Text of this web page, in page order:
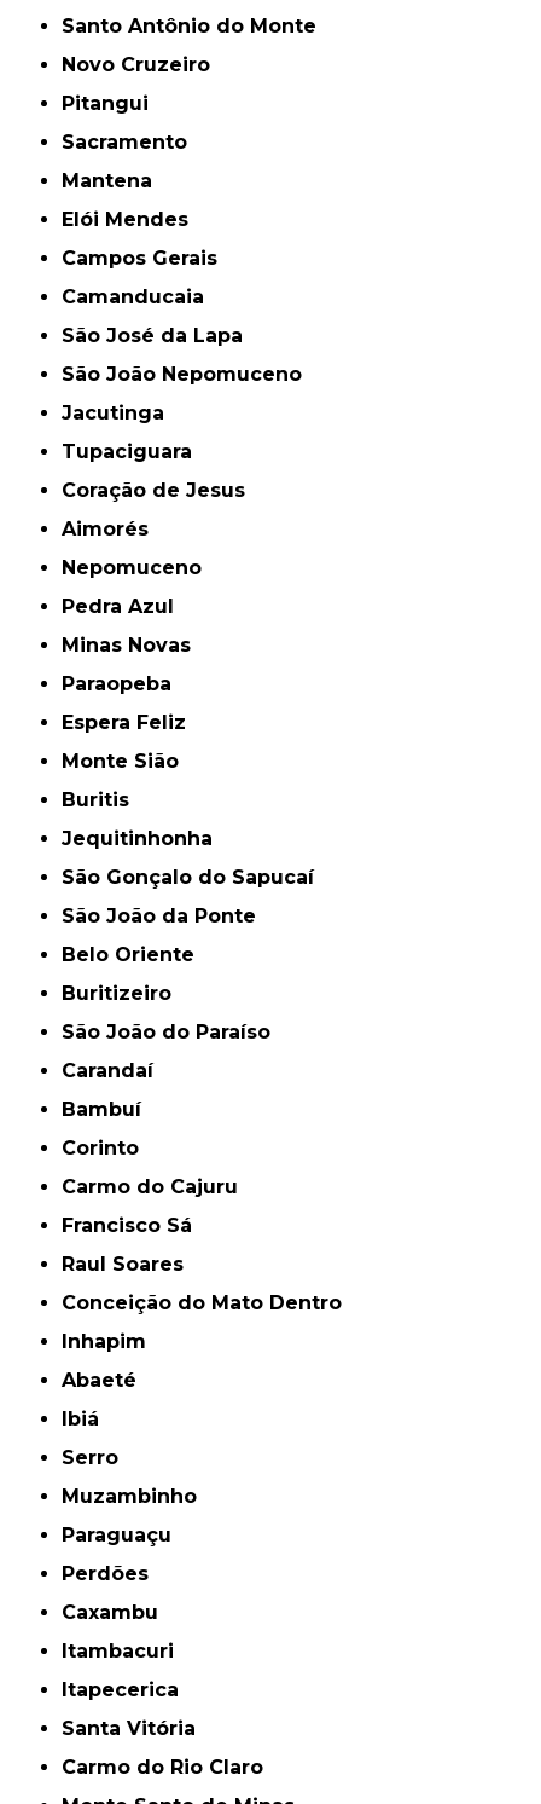
Santo Antônio do Monte
Novo Cruzeiro
Pitangui
Sacramento
Mantena
Elói Mendes
Campos Gerais
Camanducaia
São José da Lapa
São João Nepomuceno
Jacutinga
Tupaciguara
Coração de Jesus
Aimorés
Nepomuceno
Pedra Azul
Minas Novas
Paraopeba
Espera Feliz
Monte Sião
Buritis
Jequitinhonha
São Gonçalo do Sapucaí
São João da Ponte
Belo Oriente
Buritizeiro
São João do Paraíso
Carandaí
Bambuí
Corinto
Carmo do Cajuru
Francisco Sá
Raul Soares
Conceição do Mato Dentro
Inhapim
Abaeté
Ibiá
Serro
Muzambinho
Paraguaçu
Perdões
Caxambu
Itambacuri
Itapecerica
Santa Vitória
Carmo do Rio Claro